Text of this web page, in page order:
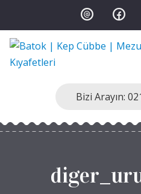
Batok | Kep Cübbe |
Bizi Arayın: